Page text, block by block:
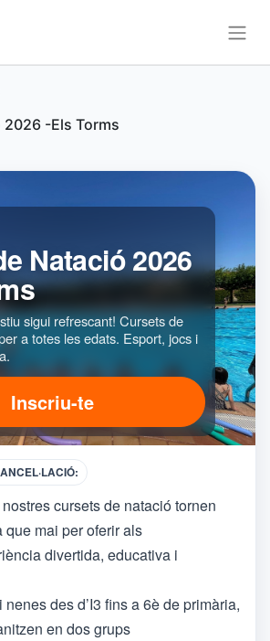
-Els Torms
Natació 2026
sigui refrescant! Cursets de
a totes les edats. Esport, jocs i
Inscriu-te
cursets de natació tornen
que mai per oferir als
divertida, educativa i
des d’I3 fins a 6è de primària,
en dos grups